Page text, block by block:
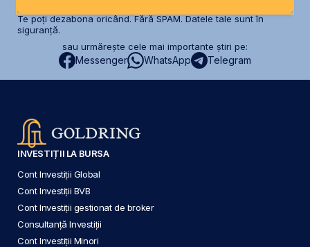
Te poți dezabona oricând. Fără SPAM. Datele tale sunt în
siguranță.
sau urmărește cele mai importante știri pe:
Messenger WhatsApp Telegram
INVESTIȚII LA BURSA
Cont Investiții Global
Cont Investiții BVB
Cont Investiții gestionat de broker
Consultanță Investiții
Cont Investiții Minori